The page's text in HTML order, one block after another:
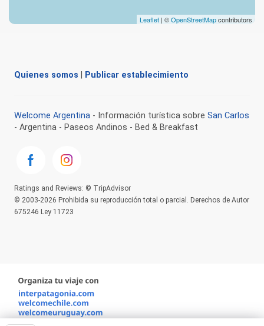
Leaflet | ©OpenStreetMapcontributors
Quienes somos Publicar establecimiento
Welcome Argentina - Información turística sobre San Carlos
- Argentina - Paseos Andinos - Bed & Breakfast
Ratings and Reviews: © TripAdvisor
© 2003-2026 Prohibida su reproducción total o parcial. Derechos de Autor
675246 Ley 11723